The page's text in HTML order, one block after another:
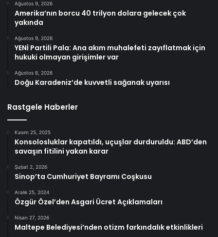
Ağustos 9, 2026
Amerika’nın borcu 40 trilyon dolara gelecek çok
yakında
Ağustos 9, 2026
YENİ Partili Pala: Ana akım muhalefeti zayıflatmak için
hukuki olmayan girişimler var
Ağustos 8, 2026
Doğu Karadeniz’de kuvvetli sağanak uyarısı
Rastgele Haberler
Kasım 25, 2025
Konsolosluklar kapatıldı, uçuşlar durduruldu: ABD’den
savaşın fitilini yakan karar
Şubat 2, 2026
Sinop’ta Cumhuriyet Bayramı Coşkusu
Aralık 25, 2024
Özgür Özel’den Asgari Ücret Açıklamaları
Nisan 27, 2026
Maltepe Belediyesi’nden otizm farkındalık etkinlikleri